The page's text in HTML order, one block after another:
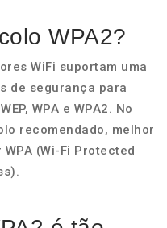
WPA2?
WiFi suportam uma
de segurança para
WPA e WPA2. No
recomendado, melhor
(Wi-Fi Protected